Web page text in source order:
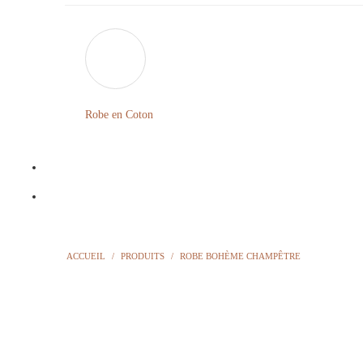
Robe en Coton
ACCUEIL / PRODUITS / ROBE BOHÈME CHAMPÊTRE